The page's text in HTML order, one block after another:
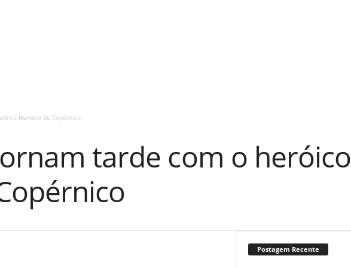
Homero de Copérnico
tarde com o heróico
Postagem Recente